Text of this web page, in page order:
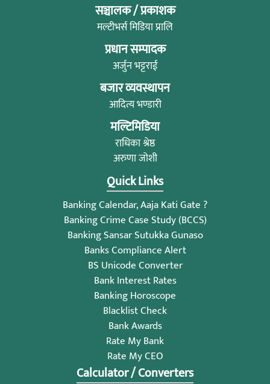
सञ्चालक / प्रकाशक
मल्टीभर्स मिडिया प्रालि
प्रधान सम्पादक
अर्जुन भट्टराई
बजार व्यवस्थापन
आदित्य भण्डारी
मल्टिमिडिया
राधिका श्रेष्ठ
अरुणा जोशी
Quick Links
Banking Calendar, Aaja Kati Gate ?
Banking Crime Case Study (BCCS)
Banking Sansar Sutukka Gunaso
Banks Compliance Alert
BS Unicode Converter
Bank Interest Rates
Banking Horoscope
Blacklist Check
Bank Awards
Rate My Bank
Rate My CEO
Calculator / Converters